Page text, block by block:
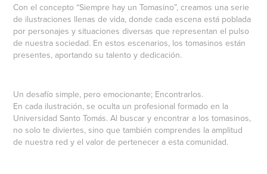
Con el concepto “Siempre hay un Tomasino”, creamos una serie
de ilustraciones llenas de vida, donde cada escena está poblada
por personajes y situaciones diversas que representan el pulso
de nuestra sociedad. En estos escenarios, los tomasinos están
presentes, aportando su talento y dedicación.
Un desafío simple, pero emocionante; Encontrarlos.
En cada ilustración, se oculta un profesional formado en la
Universidad Santo Tomás. Al buscar y encontrar a los tomasinos,
no solo te diviertes, sino que también comprendes la amplitud
de nuestra red y el valor de pertenecer a esta comunidad.